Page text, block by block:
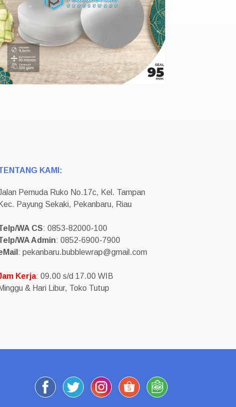
KAMI:
Pemuda Ruko No.17c, Kel. Tampan
Kec. Payung Sekaki, Pekanbaru, Riau
WA CS: 0853-82000-100
WA Admin: 0852-6900-7900
: pekanbaru.bubblewrap@gmail.com
Kerja: 09.00 s/d 17.00 WIB
Minggu & Hari Libur, Toko Tutup